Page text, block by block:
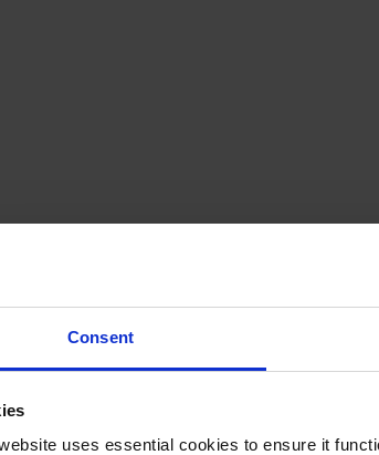
Consent
uses essential cookies to ensure it